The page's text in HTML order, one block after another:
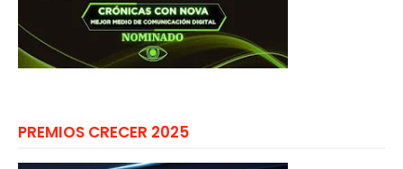
PREMIOS CRECER 2025